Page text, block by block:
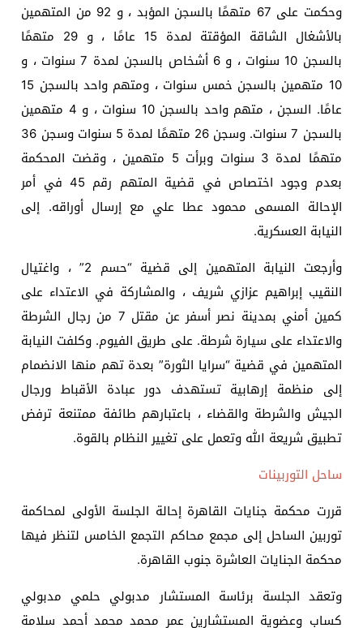
وحكمت على 67 متهمًا بالسجن المؤبد ، و 92 من المتهمين
بالأشغال الشاقة المؤقتة لمدة 15 عامًا ، و 29 متهمًا
بالسجن 10 سنوات ، و 6 أشخاص بالسجن لمدة 7 سنوات ، و
10 متهمين بالسجن خمس سنوات ، ومتهم واحد بالسجن 15
عامًا. السجن ، متهم واحد بالسجن 10 سنوات ، و 4 متهمين
بالسجن 7 سنوات. وسجن 26 متهمًا لمدة 5 سنوات وسجن 36
متهمًا لمدة 3 سنوات وبرأت 5 متهمين ، وقضت المحكمة
بعدم وجود اختصاص في قضية المتهم رقم 45 في أمر
الإحالة المسمى محمود عطا علي مع إرسال أوراقه. إلى
النيابة العسكرية.
وأرجعت النيابة المتهمين إلى قضية “حسم 2” ، واغتيال
النقيب إبراهيم عزازي شريف ، والمشاركة في الاعتداء على
كمين أمني بمدينة نصر أسفر عن مقتل 7 من رجال الشرطة
والاعتداء على سيارة شرطة. على طريق الفيوم. وكلفت النيابة
المتهمين في قضية “سرايا الثورة” بعدة تهم منها الانضمام
إلى منظمة إرهابية تستهدف دور عبادة الأقباط ورجال
الجيش والشرطة والقضاء ، باعتبارهم طائفة ممتنعة ترفض
تطبيق شريعة الله وتعمل على تغيير النظام بالقوة.
ساحل التوربينات
قررت محكمة جنايات القاهرة إحالة الجلسة الأولى لمحاكمة
توربين الساحل إلى مجمع محاكم التجمع الخامس لتنظر فيها
محكمة الجنايات العاشرة جنوب القاهرة.
وتعقد الجلسة برئاسة المستشار مدبولي حلمي مدبولي
كساب وعضوية المستشارين عمر محمد محمد أحمد سلامة